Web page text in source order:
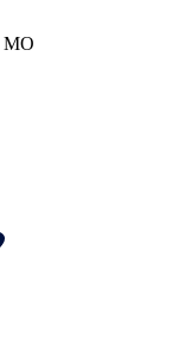
МО